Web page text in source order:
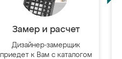
Замер и расчет
Дизайнер-замерщик
приедет к Вам с каталогом